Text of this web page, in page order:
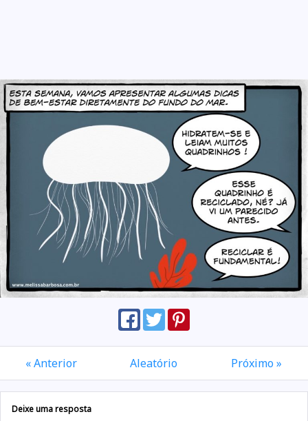
« Anterior Aleatório Próximo »
Deixe uma resposta